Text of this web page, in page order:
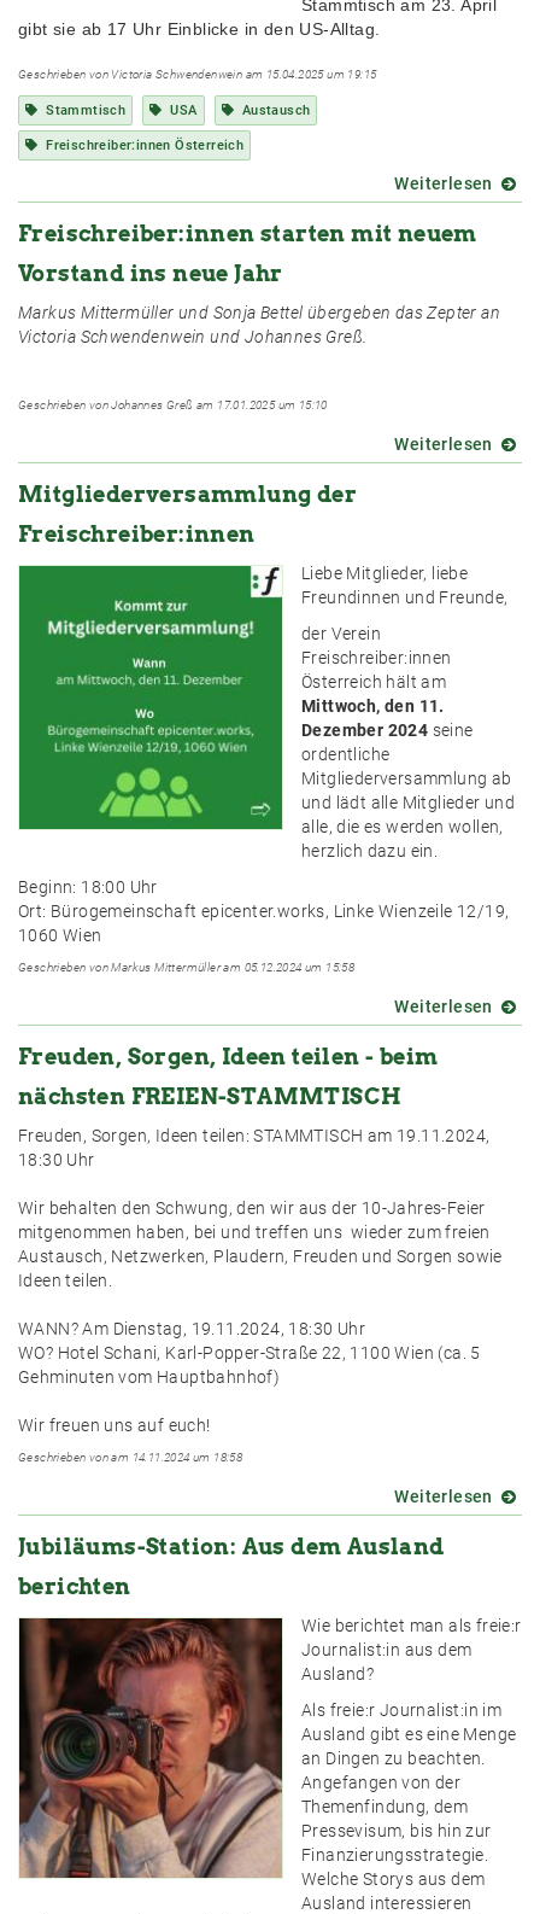
Stammtisch am 23. April
gibt sie ab 17 Uhr Einblicke in den US-Alltag.
Geschrieben von Victoria Schwendenwein am 15.04.2025 um 19:15
Stammtisch USA Austausch
Freischreiber:innen Österreich
Weiterlesen über
Wie
am
mit
Freischreiber:innen starten mit neuem
Vorstand ins neue Jahr
Markus Mittermüller und Sonja Bettel übergeben das Zepter an
Victoria Schwendenwein und Johannes Greß.
Geschrieben von Johannes Greß am 17.01.2025 um 15:10
Weiterlesen über
ins
Mitgliederversammlung der
Freischreiber:innen
Liebe Mitglieder, liebe
Freundinnen und Freunde,
der Verein
Freischreiber:innen
Österreich hält am
Mittwoch, den 11.
Dezember 2024 seine
ordentliche
Mitgliederversammlung ab
und lädt alle Mitglieder und
alle, die es werden wollen,
herzlich dazu ein.
Beginn: 18:00 Uhr
Ort: Bürogemeinschaft epicenter.works, Linke Wienzeile 12/19,
1060 Wien
Geschrieben von Markus Mittermüller am 05.12.2024 um 15:58
Weiterlesen über
Freuden, Sorgen, Ideen teilen - beim
nächsten FREIEN-STAMMTISCH
Freuden, Sorgen, Ideen teilen: STAMMTISCH am 19.11.2024,
18:30 Uhr
Wir behalten den Schwung, den wir aus der 10-Jahres-Feier
mitgenommen haben, bei und treffen uns wieder zum freien
Austausch, Netzwerken, Plaudern, Freuden und Sorgen sowie
Ideen teilen.
WANN? Am Dienstag, 19.11.2024, 18:30 Uhr
WO? Hotel Schani, Karl-Popper-Straße 22, 1100 Wien (ca. 5
Gehminuten vom Hauptbahnhof)
Wir freuen uns auf euch!
Geschrieben von am 14.11.2024 um 18:58
Weiterlesen über
Jubiläums-Station: Aus dem Ausland
berichten
Wie berichtet man als freie:r
Journalist:in aus dem
Ausland?
Als freie:r Journalist:in im
Ausland gibt es eine Menge
an Dingen zu beachten.
Angefangen von der
Themenfindung, dem
Pressevisum, bis hin zur
Finanzierungsstrategie.
Welche Storys aus dem
Ausland interessieren